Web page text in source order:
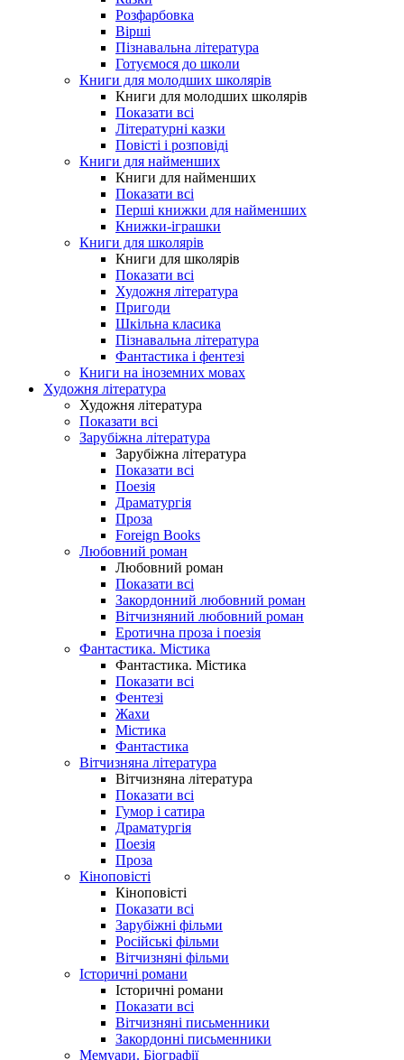
Розфарбовка
Вірші
Пізнавальна література
Готуємося до школи
Книги для молодших школярів
Книги для молодших школярів
Показати всі
Літературні казки
Повісті і розповіді
Книги для найменших
Книги для найменших
Показати всі
Перші книжки для найменших
Книжки-іграшки
Книги для школярів
Книги для школярів
Показати всі
Художня література
Пригоди
Шкільна класика
Пізнавальна література
Фантастика і фентезі
Книги на іноземних мовах
Художня література
Художня література
Показати всі
Зарубіжна література
Зарубіжна література
Показати всі
Поезія
Драматургія
Проза
Foreign Books
Любовний роман
Любовний роман
Показати всі
Закордонний любовний роман
Вітчизняний любовний роман
Еротична проза і поезія
Фантастика. Містика
Фантастика. Містика
Показати всі
Фентезі
Жахи
Містика
Фантастика
Вітчизняна література
Вітчизняна література
Показати всі
Гумор і сатира
Драматургія
Поезія
Проза
Кіноповісті
Кіноповісті
Показати всі
Зарубіжні фільми
Російські фільми
Вітчизняні фільми
Історичні романи
Історичні романи
Показати всі
Вітчизняні письменники
Закордонні письменники
Мемуари. Біографії